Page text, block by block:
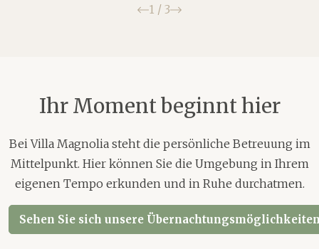
Zurück
1 / 3 Weiter
Ihr Moment beginnt hier
Bei Villa Magnolia steht die persönliche Betreuung im
Mittelpunkt. Hier können Sie die Umgebung in Ihrem
eigenen Tempo erkunden und in Ruhe durchatmen.
Sehen Sie sich unsere